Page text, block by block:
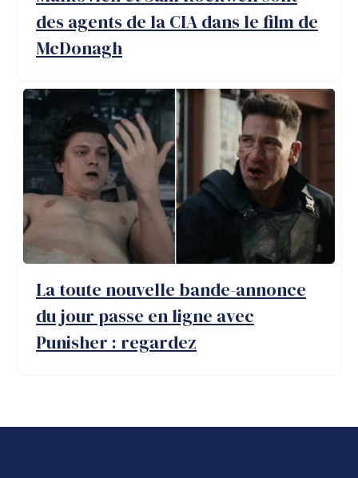
des agents de la CIA dans le film de
McDonagh
La toute nouvelle bande-annonce
du jour passe en ligne avec
Punisher : regardez